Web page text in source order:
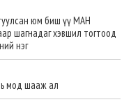
юм биш үү МАН
шагнадаг хэвшил тогтоод
нэг
мод шааж ал